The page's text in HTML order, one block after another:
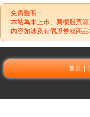
免責聲明：
本站為未上市、興櫃股票
內容如涉及有價證券或商
首頁|